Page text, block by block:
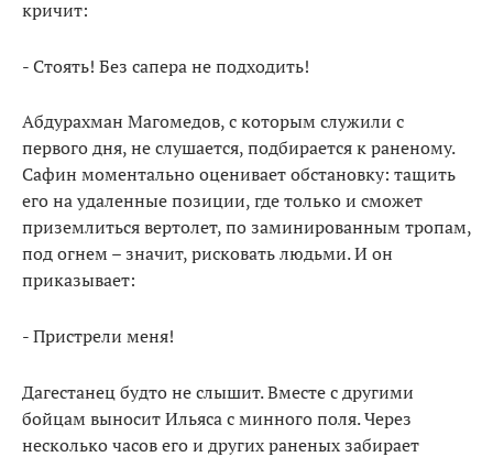
кричит:
- Стоять! Без сапера не подходить!
Абдурахман Магомедов, с которым служили с
первого дня, не слушается, подбирается к раненому.
Сафин моментально оценивает обстановку: тащить
его на удаленные позиции, где только и сможет
приземлиться вертолет, по заминированным тропам,
под огнем – значит, рисковать людьми. И он
приказывает:
- Пристрели меня!
Дагестанец будто не слышит. Вместе с другими
бойцам выносит Ильяса с минного поля. Через
несколько часов его и других раненых забирает